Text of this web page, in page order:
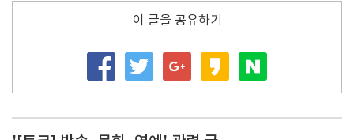
이 글을 공유하기